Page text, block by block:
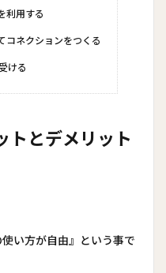
利用する
ネクションをつくる
ける
トとデメリット
い方が自由』という事で